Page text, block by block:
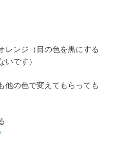
レンジ（目の色を黒にする
いです）
の色で変えてもらっても